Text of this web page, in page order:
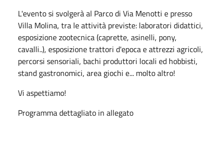
L'evento si svolgerà al Parco di Via Menotti e presso
Villa Molina, tra le attività previste: laboratori didattici,
esposizione zootecnica (caprette, asinelli, pony,
cavalli..), esposizione trattori d'epoca e attrezzi agricoli,
percorsi sensoriali, bachi produttori locali ed hobbisti,
stand gastronomici, area giochi e... molto altro!
Vi aspettiamo!
Programma dettagliato in allegato